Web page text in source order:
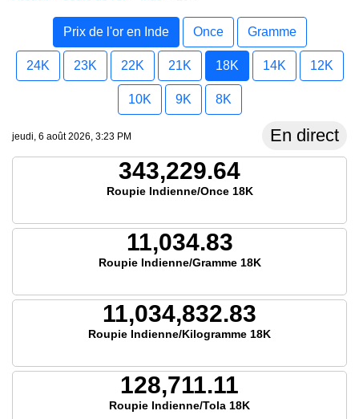
Prix de l'or en Inde Once Gramme
24K 23K 22K 21K 18K 14K 12K
10K 9K 8K
jeudi, 6 août 2026, 3:23 PM En direct
343,229.64
Roupie Indienne/Once 18K
11,034.83
Roupie Indienne/Gramme 18K
11,034,832.83
Roupie Indienne/Kilogramme 18K
128,711.11
Roupie Indienne/Tola 18K